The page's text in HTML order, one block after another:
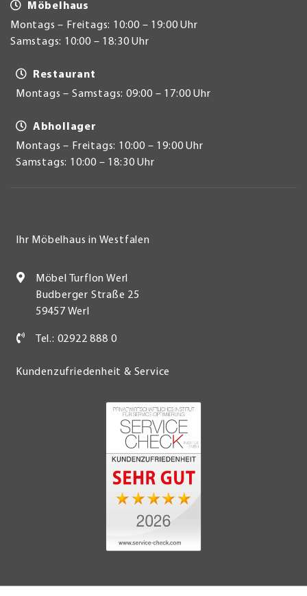
Möbelhaus
Montags – Freitags: 10:00 – 19:00 Uhr
Samstags: 10:00 – 18:30 Uhr
Restaurant
Montags – Samstags: 09:00 – 17:00 Uhr
Abhollager
Montags – Freitags: 10:00 – 19:00 Uhr
Samstags: 10:00 – 18:30 Uhr
Ihr Möbelhaus in Westfalen
Möbel Turflon Werl
Budberger Straße 25
59457 Werl
Tel.: 02922 888 0
Kundenzufriedenheit & Service